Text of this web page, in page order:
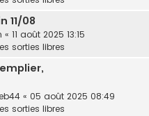
11/08
« 11 août 2025 13:15
sorties libres
« 05 août 2025 08:49
sorties libres